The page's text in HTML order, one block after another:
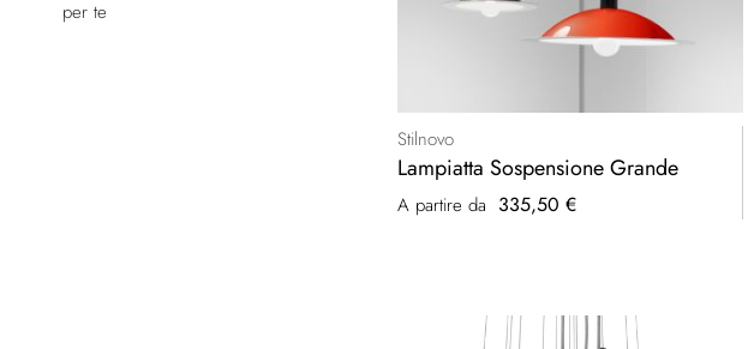
per te
Stilnovo
Lampiatta Sospensione Grande
A partire da 335,50 €